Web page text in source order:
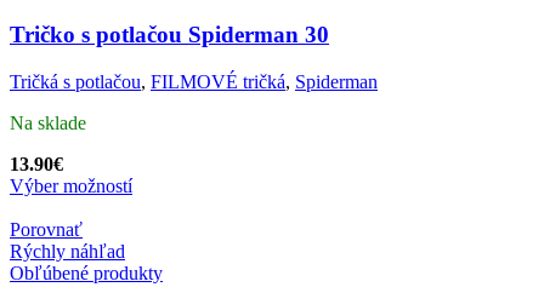
Tričko s potlačou Spiderman 30
Tričká s potlačou, FILMOVÉ tričká, Spiderman
Na sklade
13.90€
Výber možností
Porovnať
Rýchly náhľad
Obľúbené produkty